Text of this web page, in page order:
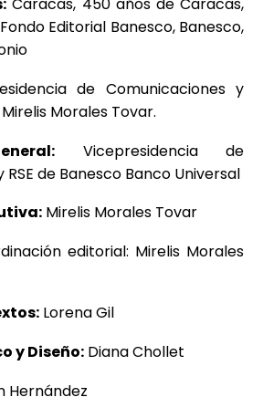
Caracas, 450 años de Caracas,
Editorial Banesco, Banesco,
de Comunicaciones y
Morales Tovar.
Vicepresidencia de
de Banesco Banco Universal
Mirelis Morales Tovar
editorial: Mirelis Morales
Lorena Gil
y Diseño: Diana Chollet
Hernández